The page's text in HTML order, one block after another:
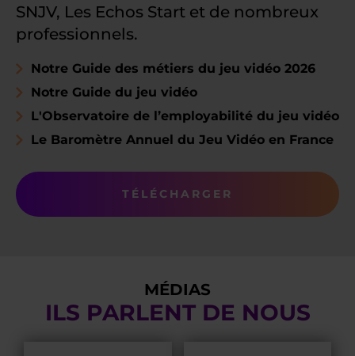
SNJV, Les Echos Start et de nombreux
professionnels.
Notre Guide des métiers du jeu vidéo 2026
Notre Guide du jeu vidéo
L'Observatoire de l’employabilité du jeu vidéo
Le Baromètre Annuel du Jeu Vidéo en France
TÉLÉCHARGER
MÉDIAS
ILS PARLENT DE NOUS